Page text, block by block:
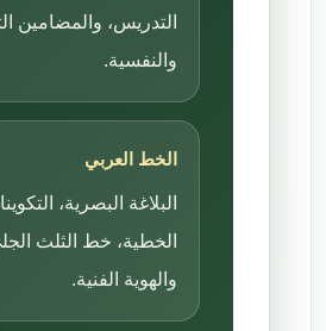
التدريس، والمضامين
والنفسية.
الخط العربي
البلاغة البصرية،
الخطية، خط الثلث
والهوية الفنية.